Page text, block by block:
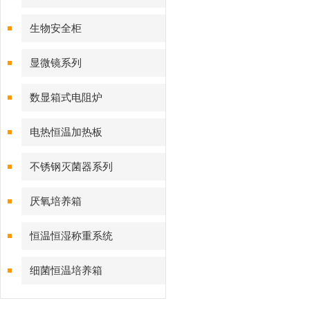
生物安全柜
显微镜系列
数显箱式电阻炉
电热恒温加热板
不锈钢灭菌器系列
厌氧培养箱
恒温恒湿称重系统
细菌恒温培养箱